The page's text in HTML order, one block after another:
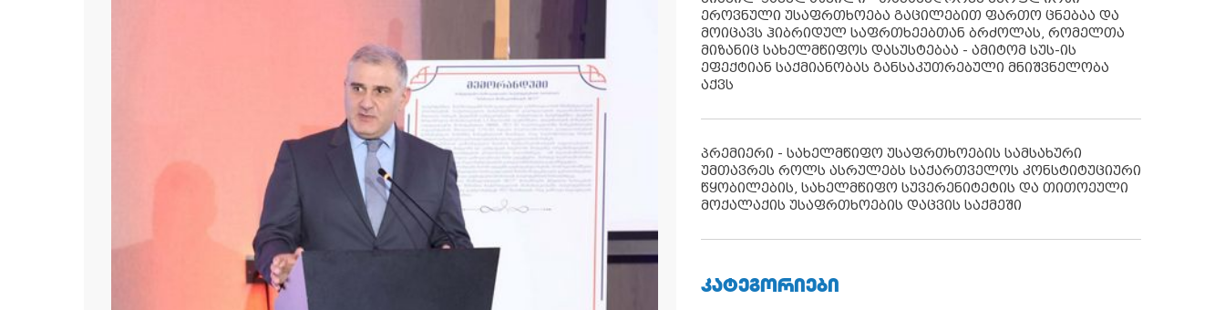
ეროვნული უსაფრთხოება გაცილებით ფართო ცნებაა და
მოიცავს ჰიბრიდულ საფრთხეებთან ბრძოლას, რომელთა
მიზანიც სახელმწიფოს დასუსტებაა - ამიტომ სუს-ის
ეფექტიან საქმიანობას განსაკუთრებული მნიშვნელობა
აქვს
პრემიერი - სახელმწიფო უსაფრთხოების სამსახური
უმთავრეს როლს ასრულებს საქართველოს კონსტიტუციური
წყობილების, სახელმწიფო სუვერენიტეტის და თითოეული
მოქალაქის უსაფრთხოების დაცვის საქმეში
ᲙᲐᲢᲔᲒᲝᲠᲘᲔᲑᲘ